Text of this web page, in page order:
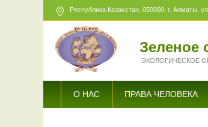
Республика Казахстан, 050000, г. Алматы,
Зеленое
ЭКОЛОГИЧЕСКОЕ
О НАС ПРАВА ЧЕЛОВЕКА